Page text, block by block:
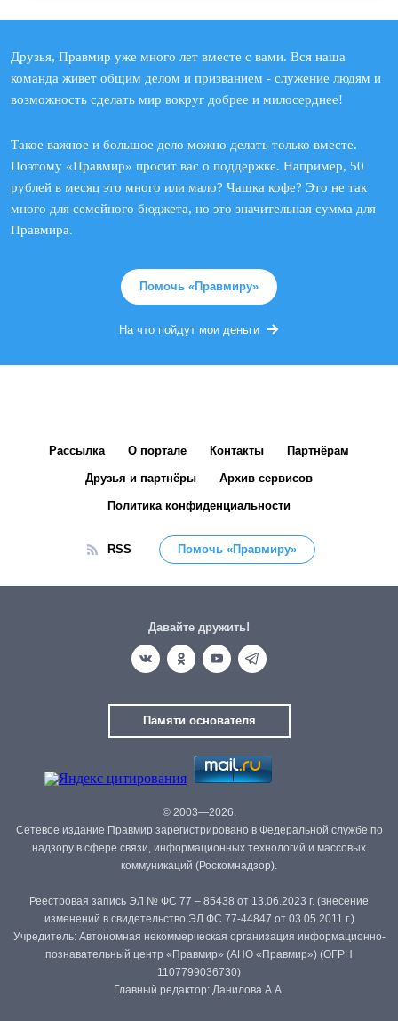
Друзья, Правмир уже много лет вместе с вами. Вся наша
команда живет общим делом и призванием - служение людям и
возможность сделать мир вокруг добрее и милосерднее!
Такое важное и большое дело можно делать только вместе.
Поэтому «Правмир» просит вас о поддержке. Например, 50
рублей в месяц это много или мало? Чашка кофе? Это не так
много для семейного бюджета, но это значительная сумма для
Правмира.
Помочь «Правмиру»
На что пойдут мои деньги
Рассылка О портале Контакты Партнёрам
Друзья и партнёры Архив сервисов
Политика конфиденциальности
RSS Помочь «Правмиру»
Давайте дружить!
Памяти основателя
© 2003—2026.
Сетевое издание Правмир зарегистрировано в Федеральной службе по
надзору в сфере связи, информационных технологий и массовых
коммуникаций (Роскомнадзор).
Реестровая запись ЭЛ № ФС 77 – 85438 от 13.06.2023 г. (внесение
изменений в свидетельство ЭЛ ФС 77-44847 от 03.05.2011 г.)
Учредитель: Автономная некоммерческая организация информационно-
познавательный центр «Правмир» (АНО «Правмир») (ОГРН
1107799036730)
Главный редактор: Данилова А.А.